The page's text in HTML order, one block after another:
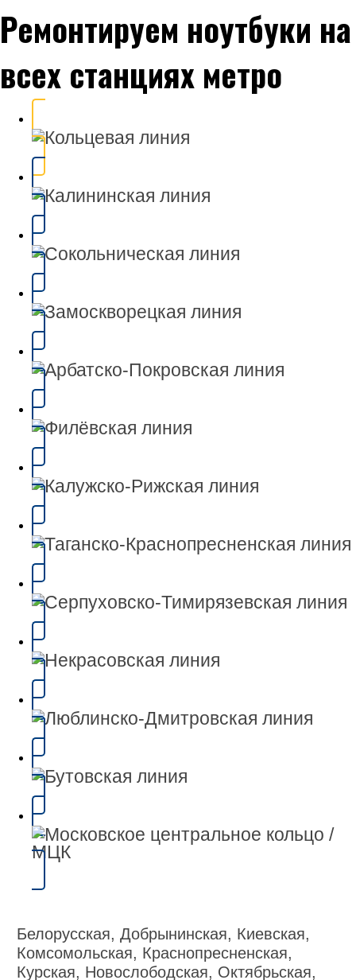
Ремонтируем ноутбуки на
всех станциях метро
Белорусская, Добрынинская, Киевская,
Комсомольская, Краснопресненская,
Курская, Новослободская, Октябрьская,